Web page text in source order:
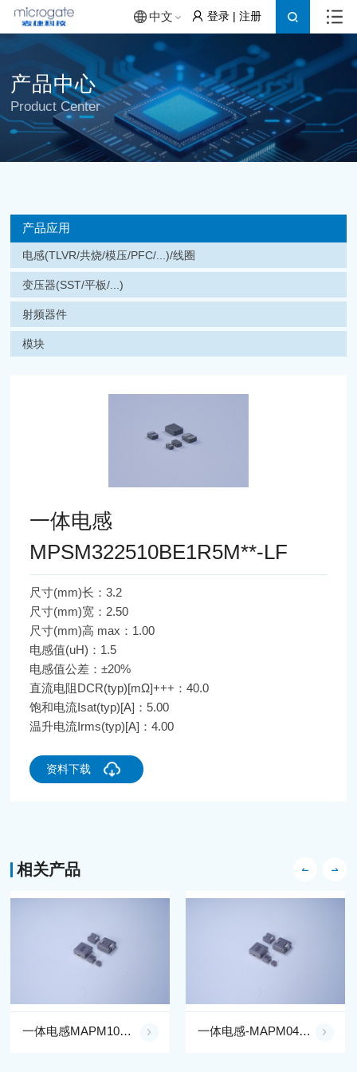
中文 登录| 注册
产品中心
Product Center
产品应用
电感(TLVR/共烧/模压/PFC/...)/线圈
变压器(SST/平板/...)
射频器件
模块
一体电感
MPSM322510BE1R5M**-LF
尺寸(mm)长：3.2
尺寸(mm)宽：2.50
尺寸(mm)高 max：1.00
电感值(uH)：1.5
电感值公差：±20%
直流电阻DCR(typ)[mΩ]+++：40.0
饱和电流Isat(typ)[A]：5.00
温升电流Irms(typ)[A]：4.00
资料下载
相关产品
一体电感MAPM1040F-R47M**-LF 一体电感-MAPM0430UGR40M**-LF